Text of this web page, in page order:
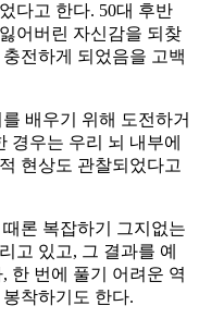
다고 한다. 50대 후반
어버린 자신감을 되찾
전하게 되었음을 고백
배우기 위해 도전하거
경우는 우리 뇌 내부에
현상도 관찰되었다고
론 복잡하기 그지없는
고 있고, 그 결과를 예
한 번에 풀기 어려운 역
착하기도 한다.